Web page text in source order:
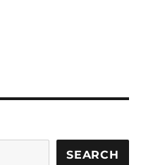
SEARCH